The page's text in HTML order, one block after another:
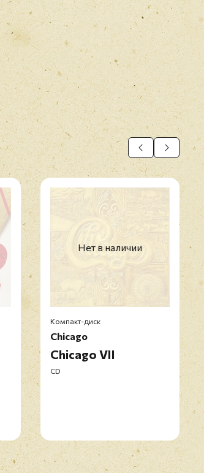
Нет в наличии
Компакт-диск
Chicago
Chicago VII
CD